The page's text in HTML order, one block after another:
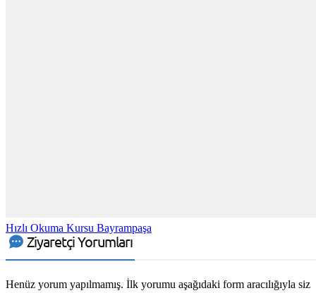
Hızlı Okuma Kursu Bayrampaşa
Ziyaretçi Yorumları
Henüz yorum yapılmamış. İlk yorumu aşağıdaki form aracılığıyla siz